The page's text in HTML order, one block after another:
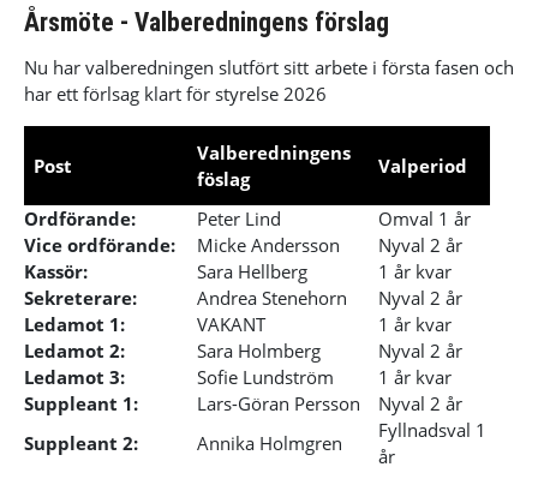
Årsmöte - Valberedningens förslag
Nu har valberedningen slutfört sitt arbete i första fasen och
har ett förlsag klart för styrelse 2026
Post
Valberedningens
föslag
Valperiod
Ordförande: Peter Lind
Omval 1 år
Vice ordförande:
Micke Andersson
Nyval 2 år
Kassör:
Sara Hellberg
1 år kvar
Sekreterare:
Andrea Stenehorn
Nyval 2 år
Ledamot 1:
VAKANT
1 år kvar
Ledamot 2:
Sara Holmberg
Nyval 2 år
Ledamot 3:
Sofie Lundström
1 år kvar
Suppleant 1:
Lars-Göran Persson
Nyval 2 år
Suppleant 2:
Annika Holmgren
Fyllnadsval 1
år